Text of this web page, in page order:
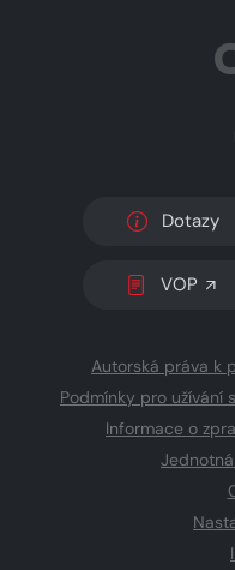
Dotazy
VOP
Autorská práva k
Podmínky pro užívání
Informace o